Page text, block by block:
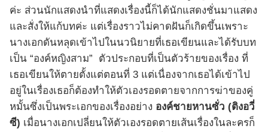
ค่ะ ส่วนนักแสดงนำที่แสดงเรื่องนี้ก็ได้นักแสดงชั่นมาแสดง
และสั่งให้แก้บทค่ะ แต่เรื่องราวไม่คาดฝันก็เกิดขึ้นเพราะ
นางเอกดันหลุดเข้าไปในนวนิยายที่เธอเขียนและได้รับบท
เป็น “องค์หญิงสาม” ตัวประกอบที่เป็นตัวร้ายของเรื่อง ที่
เธอเขียนให้ตายตั้งแต่ตอนที่ 3 แต่เนื่องจากเธอได้เข้าไป
อยู่ในเรื่องเธอก็ต้องทำให้ตัวเองรอดตายจากการฆ่าของคู่
หมั้นซึ่งเป็นพระเอกของเรื่องอย่าง องค์ชายหานซั่ว (ติงอวี่
ซี) เมื่อนางเอกเปลี่ยนให้ตัวเองรอดตายเส้นเรื่องในละครก็